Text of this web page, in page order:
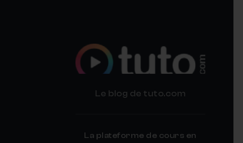
TUTO.COM
Le blog de tuto.com
La plateforme de cours en